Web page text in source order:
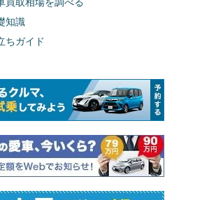
買取相場を調べる
知識
ちガイド